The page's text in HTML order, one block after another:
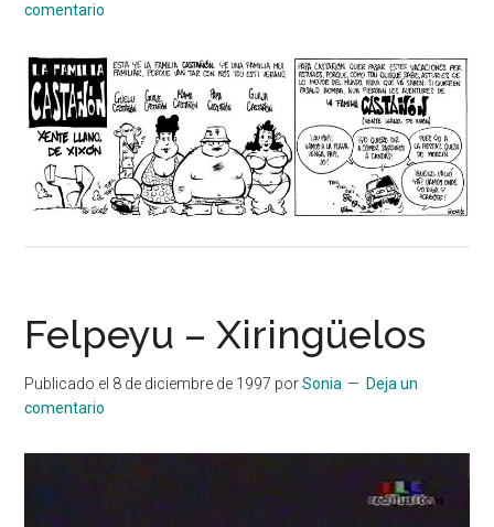
comentario
Felpeyu – Xiringüelos
Publicado el 8 de diciembre de 1997 porSonia
Deja un
comentario